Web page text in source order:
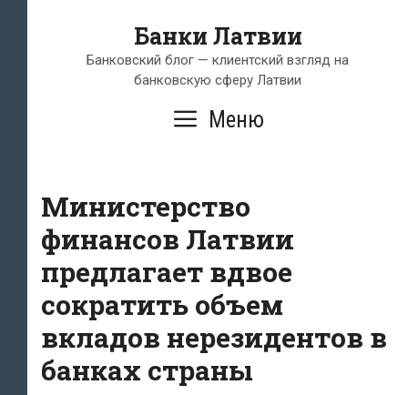
содержимому
Банки Латвии
Банковский блог — клиентский взгляд на
банковскую сферу Латвии
Меню
Министерство
финансов Латвии
предлагает вдвое
сократить объем
вкладов нерезидентов в
банках страны